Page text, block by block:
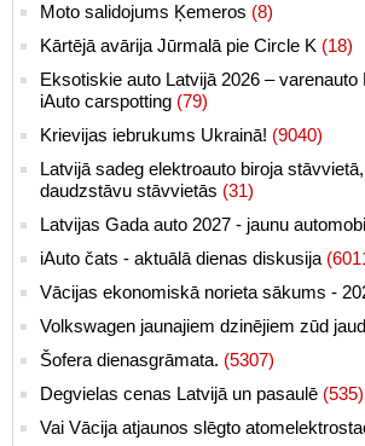
Moto salidojums Ķemeros (8)
Kārtējā avārija Jūrmalā pie Circle K (18)
Eksotiskie auto Latvijā 2026 – varenauto
iAuto carspotting (79)
Krievijas iebrukums Ukrainā! (9040)
Latvijā sadeg elektroauto biroja
daudzstāvu stāvvietās (31)
Latvijas Gada auto 2027 - jaunu
iAuto čats - aktuālā dienas diskusija
Vācijas ekonomiskā norieta sākums -
Volkswagen jaunajiem dzinējiem zūd
Šofera dienasgrāmata. (5307)
Degvielas cenas Latvijā un pasaulē (535)
Vai Vācija atjaunos slēgto